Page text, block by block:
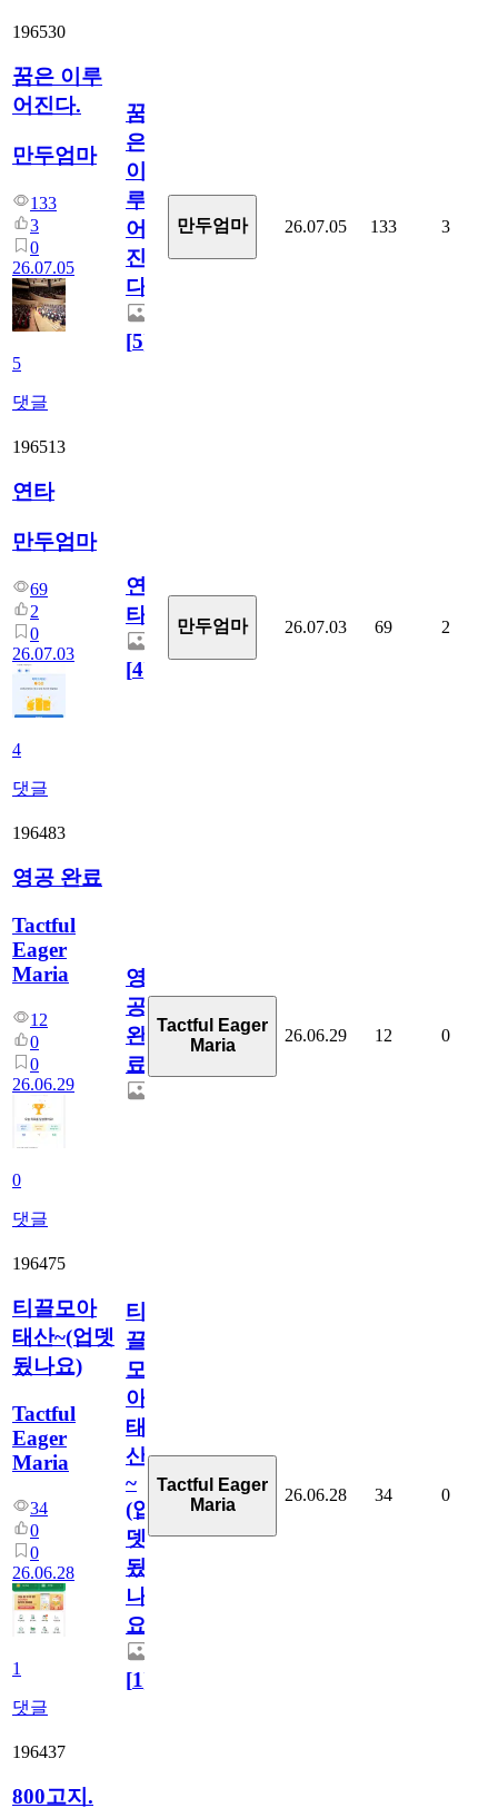
196530
꿈은 이루
어진다.
만두엄마
133
3
0
26.07.05
5
댓글
꿈
은
이
루
어
진
다.
[5]
만두엄마 26.07.05 133 3
196513
연타
만두엄마
69
2
0
26.07.03
4
댓글
연
타
[4]
만두엄마 26.07.03 69 2
196483
영공 완료
Tactful
Eager
Maria
12
0
0
26.06.29
0
댓글
영
공
완
료
Tactful Eager
Maria
26.06.29 12 0
196475
티끌모아
태산~(업뎃
됬나요)
Tactful
Eager
Maria
34
0
0
26.06.28
1
댓글
티
끌
모
아
태
산
~
(업
뎃
됬
나
요)
[1]
Tactful Eager
Maria
26.06.28 34 0
196437
800고지.